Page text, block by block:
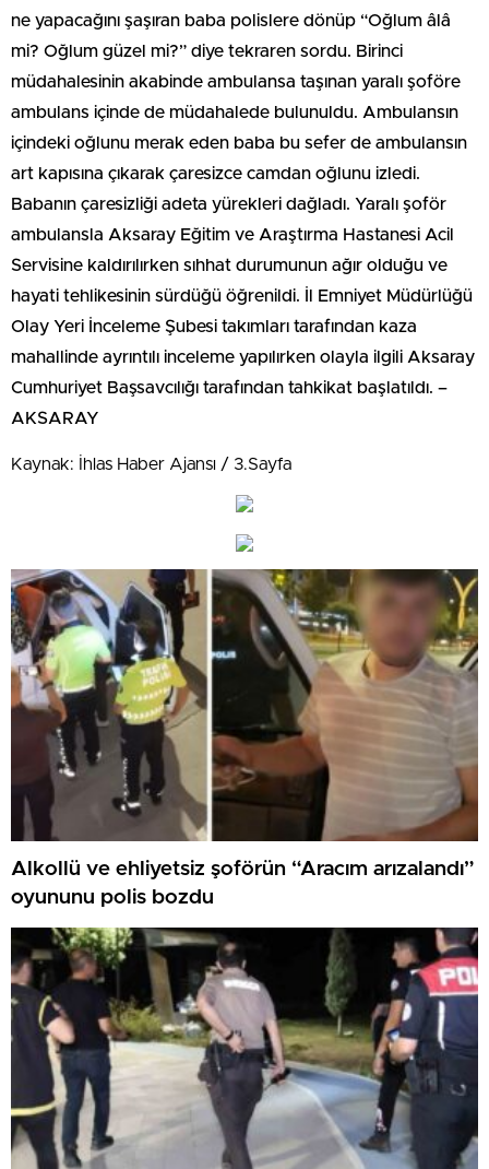
ne yapacağını şaşıran baba polislere dönüp “Oğlum âlâ
mi? Oğlum güzel mi?” diye tekraren sordu. Birinci
müdahalesinin akabinde ambulansa taşınan yaralı şoföre
ambulans içinde de müdahalede bulunuldu. Ambulansın
içindeki oğlunu merak eden baba bu sefer de ambulansın
art kapısına çıkarak çaresizce camdan oğlunu izledi.
Babanın çaresizliği adeta yürekleri dağladı. Yaralı şoför
ambulansla Aksaray Eğitim ve Araştırma Hastanesi Acil
Servisine kaldırılırken sıhhat durumunun ağır olduğu ve
hayati tehlikesinin sürdüğü öğrenildi. İl Emniyet Müdürlüğü
Olay Yeri İnceleme Şubesi takımları tarafından kaza
mahallinde ayrıntılı inceleme yapılırken olayla ilgili Aksaray
Cumhuriyet Başsavcılığı tarafından tahkikat başlatıldı. –
AKSARAY
Kaynak: İhlas Haber Ajansı / 3.Sayfa
Alkollü ve ehliyetsiz şoförün “Aracım arızalandı”
oyununu polis bozdu